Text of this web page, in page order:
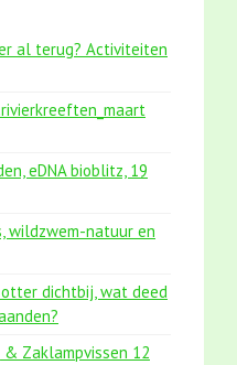
al terug? Activiteiten
eDNA bioblitz, 19
wildzwem-natuur en
otter dichtbij, wat deed
Zaklampvissen 12